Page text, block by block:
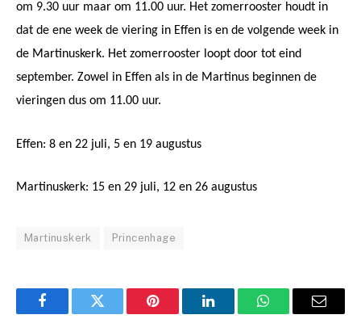
om 9.30 uur maar om 11.00 uur. Het zomerrooster houdt in
dat de ene week de viering in Effen is en de volgende week in
de Martinuskerk. Het zomerrooster loopt door tot eind
september. Zowel in Effen als in de Martinus beginnen de
vieringen dus om 11.00 uur.
Effen: 8 en 22 juli, 5 en 19 augustus
Martinuskerk: 15 en 29 juli, 12 en 26 augustus
Martinuskerk Princenhage
FacebookTwitter Pinterest LinkedInWhatsAppEmail